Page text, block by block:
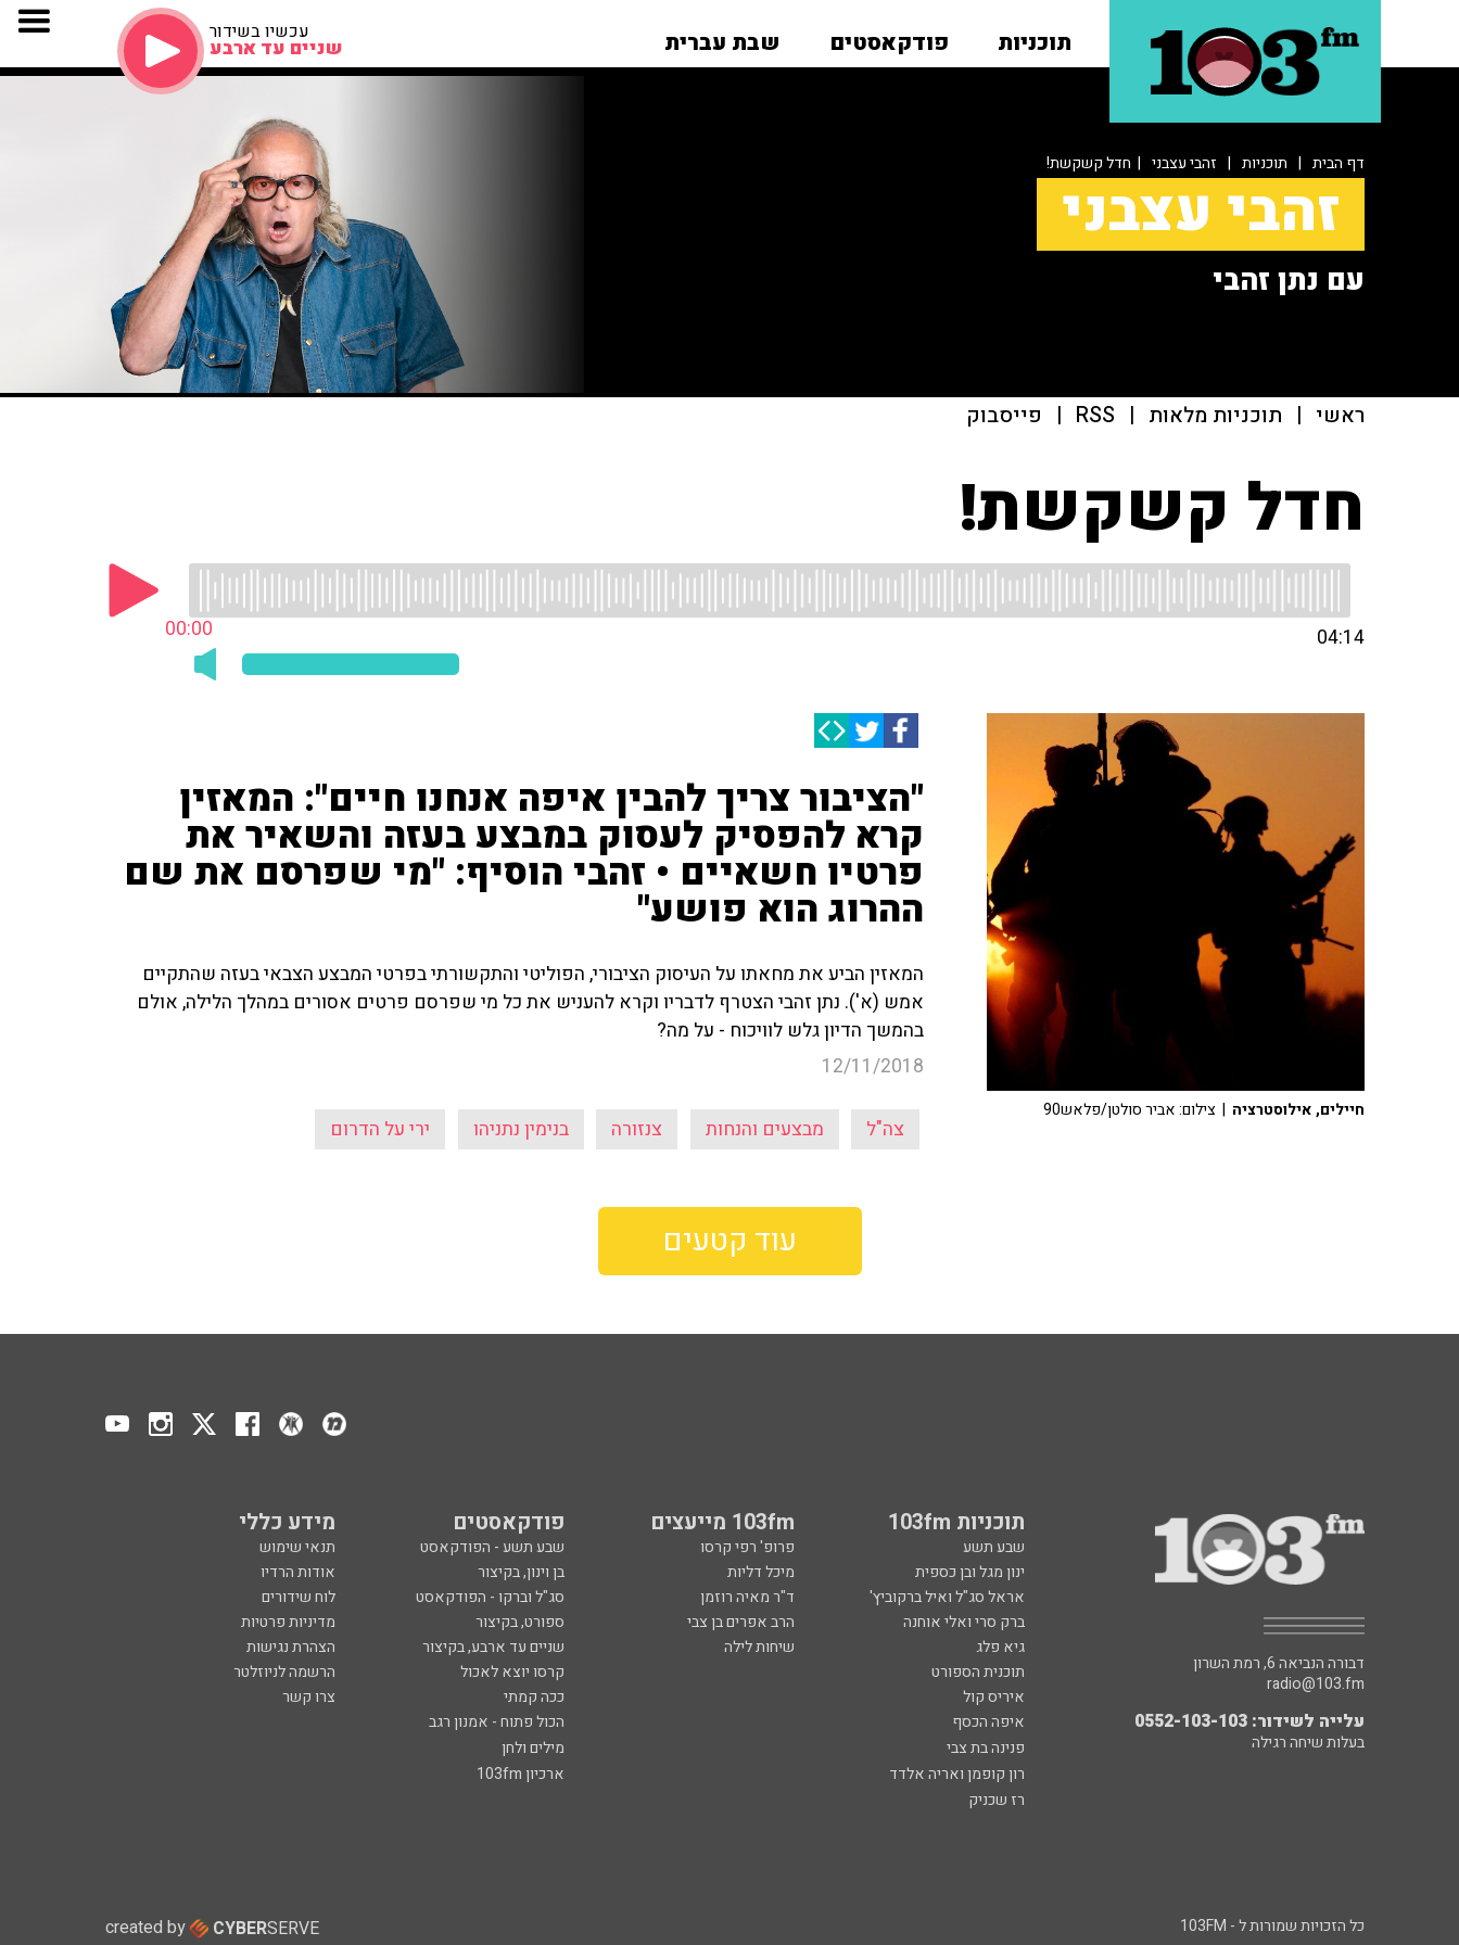
תוכניות פודקאסטים שבת עברית עכשיו בשידור
שניים עד ארבע
דף הבית | תוכניות | זהבי עצבני | חדל קשקשת!
זהבי עצבני
עם נתן זהבי
ראשי | תוכניות מלאות |
RSS
| פייסבוק
חדל קשקשת!
00:00 04:14
"הציבור צריך להבין איפה אנחנו חיים": המאזין
קרא להפסיק לעסוק במבצע בעזה והשאיר את
פרטיו חשאיים • זהבי הוסיף: "מי שפרסם את שם
ההרוג הוא פושע"
המאזין הביע את מחאתו על העיסוק הציבורי, הפוליטי והתקשורתי בפרטי המבצע הצבאי בעזה שהתקיים
אמש (א'). נתן זהבי הצטרף לדבריו וקרא להעניש את כל מי שפרסם פרטים אסורים במהלך הלילה, אולם
בהמשך הדיון גלש לוויכוח - על מה?
12/11/2018
צה"ל מבצעים והנחות צנזורה בנימין נתניהו ירי על הדרום
חיילים, אילוסטרציה | צילום: אביר סולטן/פלאש90
עוד קטעים
תוכניות 103fm 103fm מייעצים פודקאסטים מידע כללי
שבע תשע פרופ' רפי קרסו שבע תשע - הפודקאסט
תנאי שימוש
ינון מגל ובן כספית
מיכל דליות בן וינון, בקיצור
אודות הרדיו
אראל סג"ל ואיל ברקוביץ'
ד"ר מאיה רוזמן סג"ל וברקו - הפודקאסט
לוח שידורים
ברק סרי ואלי אוחנה
הרב אפרים בן צבי ספורט, בקיצור
מדיניות פרטיות
גיא פלג
שיחות לילה שניים עד ארבע, בקיצור
הצהרת נגישות
תוכנית הספורט
קרסו יוצא לאכול
הרשמה לניוזלטר
איריס קול
ככה קמתי
צרו קשר
איפה הכסף
הכול פתוח - אמנון רגב
פנינה בת צבי
מילים ולחן
רון קופמן ואריה אלדד
ארכיון 103fm
רז שכניק
דבורה הנביאה 6, רמת השרון
radio@103.fm
עלייה לשידור: 0552-103-103
בעלות שיחה רגילה
כל הזכויות שמורות ל - 103FM created by CYBERSERVE